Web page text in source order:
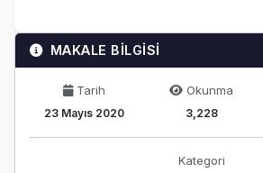
MAKALE BİLGİSİ
Tarih
23 Mayıs 2020
Okunma
3,228
Kategori